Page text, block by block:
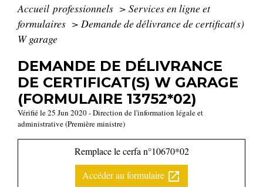
Accueil professionnels > Services en ligne et
formulaires > Demande de délivrance de certificat(s)
W garage
DEMANDE DE DÉLIVRANCE
DE CERTIFICAT(S) W GARAGE
(FORMULAIRE 13752*02)
Vérifié le 25 Jun 2020 - Direction de l'information légale et
administrative (Première ministre)
Remplace le cerfa n°10670*02
Accéder au formulaire open_in_new